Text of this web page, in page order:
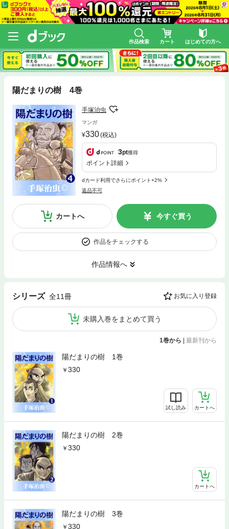
作品検索 カート はじめての方へ
陽だまりの樹 4巻
手塚治虫
マンガ
330(税込)
3pt獲得
ポイント詳細
dカード利用でさらにポイント+2%
返品不可
カートへ 今すぐ買う
作品をチェックする
作品情報へ
シリーズ 全11冊 お気に入り登録
未購入巻をまとめて買う
1巻から | 最新刊から
陽だまりの樹 1巻
330
試し読み カートへ
陽だまりの樹 2巻
330
カートへ
陽だまりの樹 3巻
330